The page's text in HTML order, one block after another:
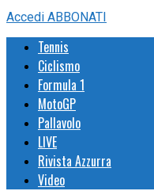
Accedi ABBONATI
Tennis
Ciclismo
Formula 1
MotoGP
Pallavolo
LIVE
Rivista Azzurra
Video